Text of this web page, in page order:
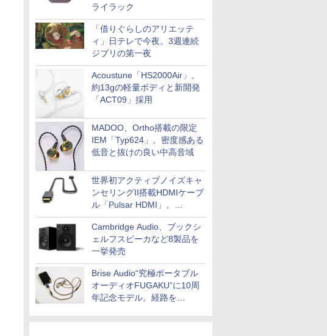
ライラック
「借りぐらしのアリエッテ
ィ」日テレで今夜。3週連続
ジブリの第一夜
Acoustune「HS2000Air」。
約13gの軽量ボディと新開発
「ACT09」採用
MADOO、Ortho搭載の限定
IEM「Typ624」。密度感ある
低音と抜けの良い中高音域
世界初アクティブノイズキャ
ンセリングII搭載HDMIケーブ
ル「Pulsar HDMI」。
SilentPowerから
Cambridge Audio、ブックシ
ェルフスピーカなど8製品を
一挙発売
Brise Audio“究極ポータブル
オーディオFUGAKU”に10周
年記念モデル。経路を